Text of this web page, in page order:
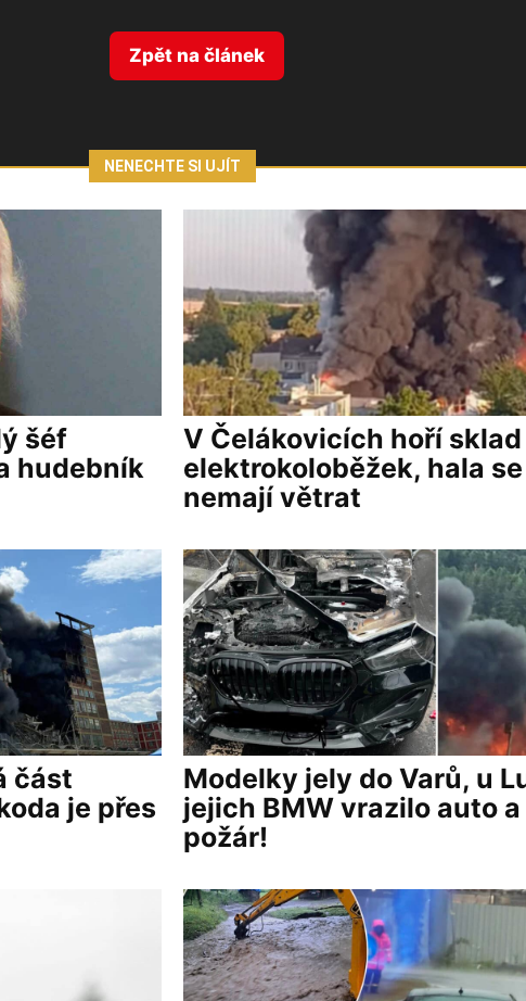
Zpět na článek
NENECHTE SI UJÍT
šéf
hudebník
V Čelákovicích hoří sklad
elektrokoloběžek, hala
nemají větrat
část
je přes
Modelky jely do Varů, u
jejich BMW vrazilo auto
požár!